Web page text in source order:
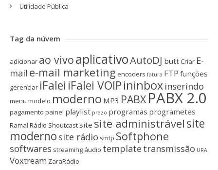
Utilidade Pública
Tag da núvem
adicionar ao vivoaplicativoAutoDJ butt Criar E-
mail e-mail marketing encoders fatura FTP funções
gerenciar iFalei iFalei VOIPininbox inserindo
menu modelo moderno MP3 PABX PABX 2.0
pagamento painel playlist prazo programas programetes
Ramal Rádio Shoutcastsite site administrável site
moderno site rádio smtp Softphone
softwares streaming áudio template transmissão URA
Voxtream ZaraRádio